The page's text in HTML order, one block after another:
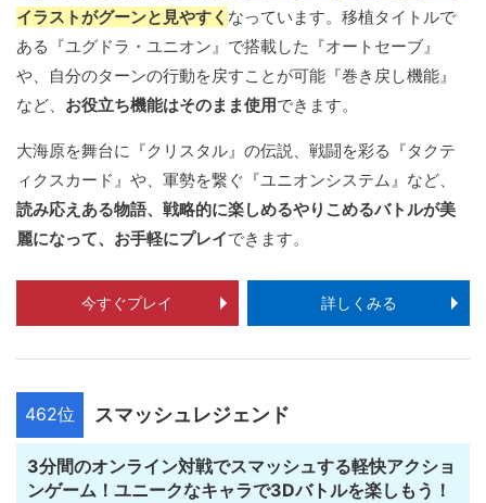
イラストがグーンと見やすく なっています。移植タイトルで
ある『ユグドラ・ユニオン』で搭載した『オートセーブ』
や、自分のターンの行動を戻すことが可能『巻き戻し機能』
など、 お役立ち機能はそのまま使用できます。
大海原を舞台に『クリスタル』の伝説、戦闘を彩る『タクテ
ィクスカード』や、軍勢を繋ぐ『ユニオンシステム』など、
読み応えある物語、戦略的に楽しめるやりこめるバトルが美
麗になって、お手軽にプレイできます。
今すぐプレイ 詳しくみる
462位 スマッシュレジェンド
3分間のオンライン対戦でスマッシュする軽快アクショ
ンゲーム！ユニークなキャラで3Dバトルを楽しもう！